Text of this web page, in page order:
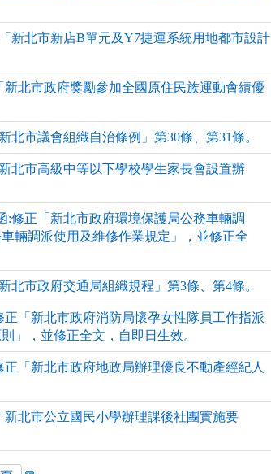
新北市新店B單元及Y7捷運系統用地都市設計
新北市政府獎勵參加全國原住民族運動會績優
北市議會組織自治條例」第30條、第31條。
北市高級中等以下學校學生家長會設置辦
:修正「新北市政府環境保護局公務車輛調
輛調派使用及維修作業規定」，並修正全
北市政府交通局組織規程」第3條、第4條。
正「新北市政府消防局懷孕女性隊員工作指派
」，並修正全文，自即日生效。
「新北市政府地政局辦理優良不動產經紀人
新北市公立國民小學辦理課後社團實施要